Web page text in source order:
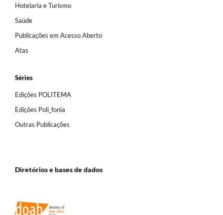
Hotelaria e Turismo
Saúde
Publicações em Acesso Aberto
Atas
Séries
Edições POLITEMA
Edições Poli_fonia
Outras Publicações
Diretórios e bases de dados